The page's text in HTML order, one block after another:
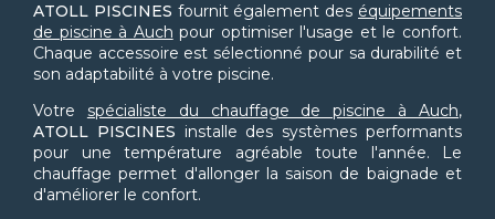
ATOLL PISCINES fournit également des équipements
de piscine à Auch pour optimiser l'usage et le confort.
Chaque accessoire est sélectionné pour sa durabilité et
son adaptabilité à votre piscine.
Votre spécialiste du chauffage de piscine à Auch,
ATOLL PISCINES installe des systèmes performants
pour une température agréable toute l'année. Le
chauffage permet d'allonger la saison de baignade et
d'améliorer le confort.